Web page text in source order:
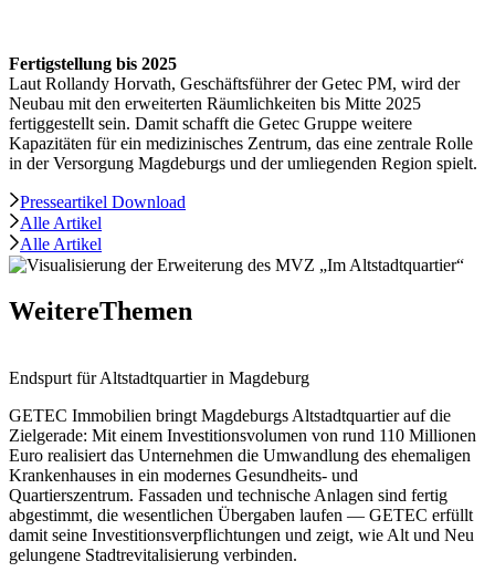
Fertigstellung bis 2025
Laut Rollandy Horvath, Geschäftsführer der Getec PM, wird der
Neubau mit den erweiterten Räumlichkeiten bis Mitte 2025
fertiggestellt sein. Damit schafft die Getec Gruppe weitere
Kapazitäten für ein medizinisches Zentrum, das eine zentrale Rolle
in der Versorgung Magdeburgs und der umliegenden Region spielt.
Presseartikel Download
Alle Artikel
Alle Artikel
WeitereThemen
Endspurt für Altstadtquartier in Magdeburg
GETEC Immobilien bringt Magdeburgs Altstadtquartier auf die
Zielgerade: Mit einem Investitionsvolumen von rund 110 Millionen
Euro realisiert das Unternehmen die Umwandlung des ehemaligen
Krankenhauses in ein modernes Gesundheits‑ und
Quartierszentrum. Fassaden und technische Anlagen sind fertig
abgestimmt, die wesentlichen Übergaben laufen — GETEC erfüllt
damit seine Investitionsverpflichtungen und zeigt, wie Alt und Neu
gelungene Stadtrevitalisierung verbinden.